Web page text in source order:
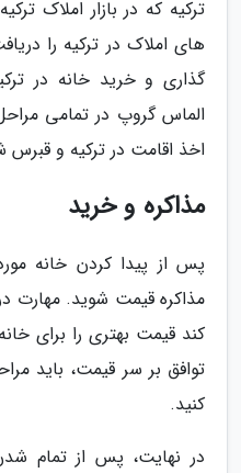
ترکیه که در بازار املاک
های املاک در ترکیه را
گذاری و خرید خانه در
الماس گروپ در تمامی
اخذ اقامت در ترکیه و
مذاکره و خرید
پس از پیدا کردن خانه
مذاکره قیمت شوید. مهارت
کند قیمت بهتری را برای
توافق بر سر قیمت، باید
کنید.
در نهایت، پس از تمام